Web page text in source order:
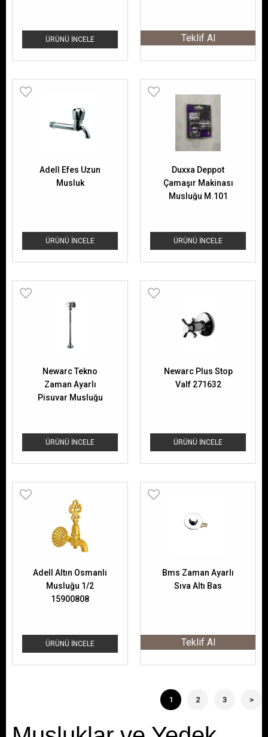
ÜRÜNÜ İNCELE Teklif Al
ÜRÜNÜ İNCELE
Adell Efes Uzun
Musluk
ÜRÜNÜ İNCELE
Duxxa Deppot
Çamaşır Makinası
Musluğu M.101
ÜRÜNÜ İNCELE
Newarc Tekno
Zaman Ayarlı
Pisuvar Musluğu
ÜRÜNÜ İNCELE
Newarc Plus Stop
Valf 271632
ÜRÜNÜ İNCELE
Adell Altın Osmanlı
Musluğu 1/2
15900808
Bms Zaman Ayarlı
Sıva Altı Bas
Teklif Al
1 2 3 >